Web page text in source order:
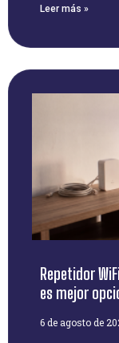
Leer más »
Repetidor
es mejor
6 de agosto de